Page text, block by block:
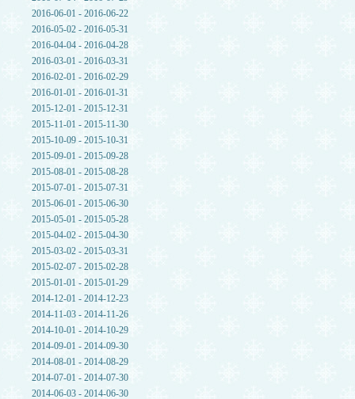
2016-06-01 - 2016-06-22
2016-05-02 - 2016-05-31
2016-04-04 - 2016-04-28
2016-03-01 - 2016-03-31
2016-02-01 - 2016-02-29
2016-01-01 - 2016-01-31
2015-12-01 - 2015-12-31
2015-11-01 - 2015-11-30
2015-10-09 - 2015-10-31
2015-09-01 - 2015-09-28
2015-08-01 - 2015-08-28
2015-07-01 - 2015-07-31
2015-06-01 - 2015-06-30
2015-05-01 - 2015-05-28
2015-04-02 - 2015-04-30
2015-03-02 - 2015-03-31
2015-02-07 - 2015-02-28
2015-01-01 - 2015-01-29
2014-12-01 - 2014-12-23
2014-11-03 - 2014-11-26
2014-10-01 - 2014-10-29
2014-09-01 - 2014-09-30
2014-08-01 - 2014-08-29
2014-07-01 - 2014-07-30
2014-06-03 - 2014-06-30